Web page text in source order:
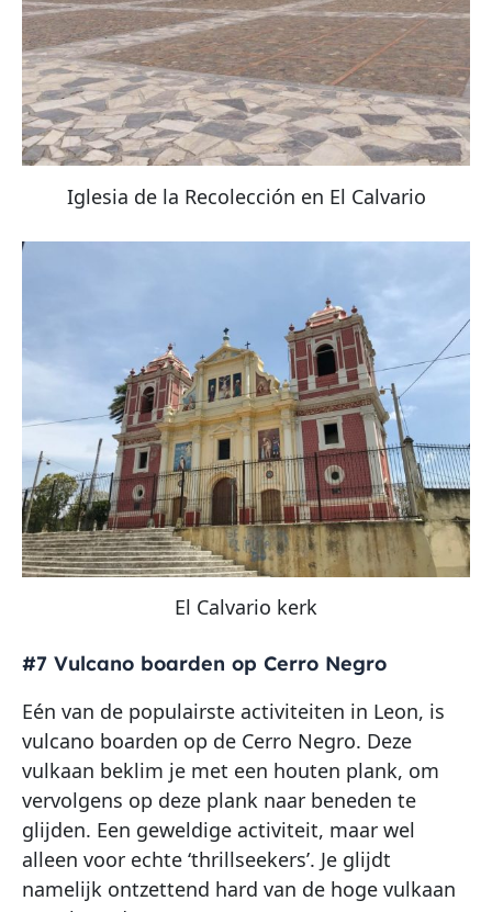
Iglesia de la Recolección en El Calvario
El Calvario kerk
#7 Vulcano boarden op Cerro Negro
Eén van de populairste activiteiten in Leon, is
vulcano boarden op de Cerro Negro. Deze
vulkaan beklim je met een houten plank, om
vervolgens op deze plank naar beneden te
glijden. Een geweldige activiteit, maar wel
alleen voor echte ‘thrillseekers’. Je glijdt
namelijk ontzettend hard van de hoge vulkaan